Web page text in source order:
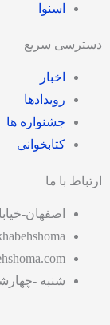
اسنوا
دسترسی سریع
اخبار
رویدادها
جشنواره ها
کتابخوانی
ارتباط با ما
اصفهان-
شنبه -